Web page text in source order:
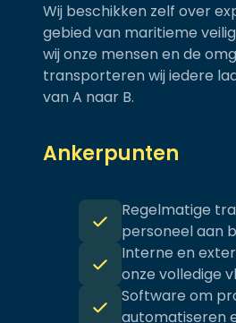
Wij beschikken zelf over
gebied van maritieme
wij onze mensen en de
transporteren wij iedere
van A naar B.
Ankerpunten
Regelmatige
personeel aan
Interne en
onze volledige
Software om
automatiseren